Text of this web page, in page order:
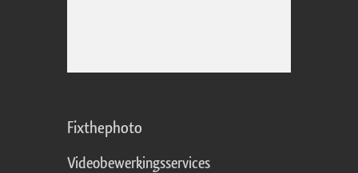
Fixthephoto
Videobewerkingsservices